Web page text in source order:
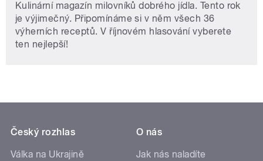
Kulinární magazín milovníků dobrého jídla. Tento rok
je výjimečný. Připomínáme si v něm všech 36
výherních receptů. V říjnovém hlasování vyberete
ten nejlepší!
Český rozhlas
Válka na Ukrajině
O nás
Jak nás naladíte